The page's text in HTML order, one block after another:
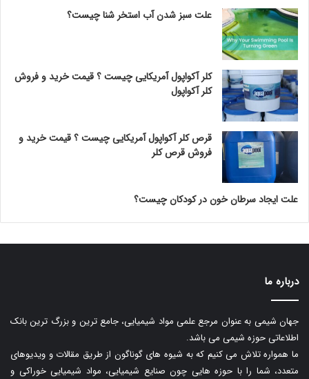
علت سبز شدن آب استخر شنا چیست؟
کلر آکواپول آمریکایی چیست ؟ قیمت خرید و فروش
کلر آکواپول
قرص کلر آکواپول آمریکایی چیست ؟ قیمت خرید و
فروش قرص کلر
علت ایجاد سرطان خون در کودکان چیست؟
درباره ما
جهان شیمی به عنوان مرجع علمی مواد شیمیایی، جامع ترین و بزرگ ترین بانک
اطلاعاتی حوزه شیمی می باشد.
ما همواره تلاش می کنیم که به شیوه های گوناگون از طریق مقالات و ویدیوهای
متعدد، شما را با حوزه هایی چون صنایع شیمیایی، مواد شیمیایی خوراکی و